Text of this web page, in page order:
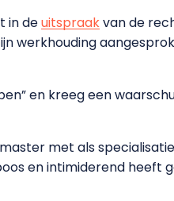
in deuitspraakvan de
werkhouding
en kreeg een
met als
en intimiderend heeft